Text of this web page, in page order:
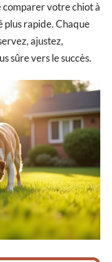
comparer votre chiot à
plus rapide. Chaque
ajustez,
sûre vers le succès.